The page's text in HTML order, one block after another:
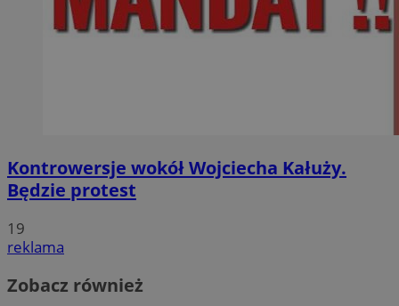
Kontrowersje wokół Wojciecha Kałuży.
Będzie protest
19
reklama
Zobacz również